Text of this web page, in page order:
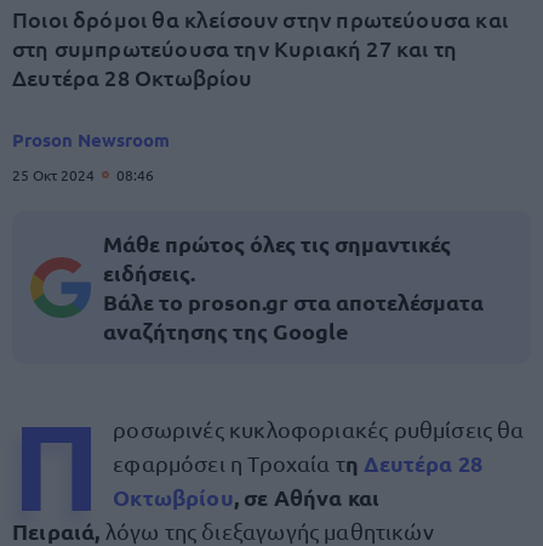
Ποιοι δρόμοι θα κλείσουν στην πρωτεύουσα και
στη συμπρωτεύουσα την Κυριακή 27 και τη
Δευτέρα 28 Οκτωβρίου
Proson Newsroom
25 Οκτ 2024 08:46
Μάθε πρώτος όλες τις σημαντικές
ειδήσεις.
Βάλε το proson.gr στα αποτελέσματα
αναζήτησης της Google
Π
ροσωρινές κυκλοφοριακές ρυθμίσεις θα
εφαρμόσει η Τροχαία τη Δευτέρα 28
Οκτωβρίου, σε Αθήνα και
Πειραιά, λόγω της διεξαγωγής μαθητικών